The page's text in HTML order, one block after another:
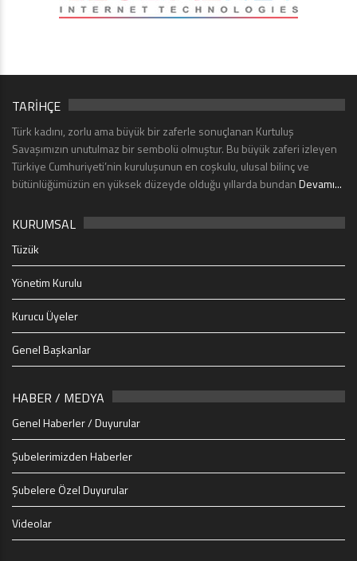
TARİHÇE
Türk kadını, zorlu ama büyük bir zaferle sonuçlanan Kurtuluş
Savaşımızın unutulmaz bir sembolü olmuştur. Bu büyük zaferi izleyen
Türkiye Cumhuriyeti’nin kuruluşunun en coşkulu, ulusal bilinç ve
bütünlüğümüzün en yüksek düzeyde olduğu yıllarda bundanDevamı...
KURUMSAL
Tüzük
Yönetim Kurulu
Kurucu Üyeler
Genel Başkanlar
HABER / MEDYA
Genel Haberler / Duyurular
Şubelerimizden Haberler
Şubelere Özel Duyurular
Videolar